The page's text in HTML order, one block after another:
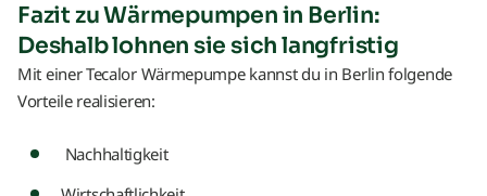
Fazit zu Wärmepumpen in Berlin:
Deshalb lohnen sie sich langfristig
Mit einer Tecalor Wärmepumpe kannst du in Berlin folgende
Vorteile realisieren:
Nachhaltigkeit